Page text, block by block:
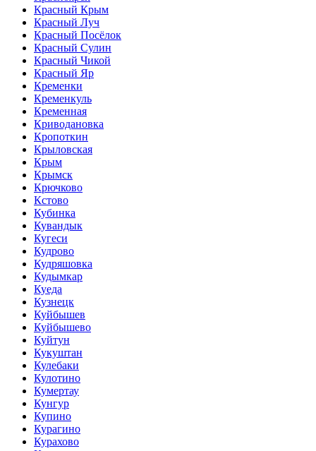
Красный Крым
Красный Луч
Красный Посёлок
Красный Сулин
Красный Чикой
Красный Яр
Кременки
Кременкуль
Кременная
Криводановка
Кропоткин
Крыловская
Крым
Крымск
Крючково
Кстово
Кубинка
Кувандык
Кугеси
Кудрово
Кудряшовка
Кудымкар
Куеда
Кузнецк
Куйбышев
Куйбышево
Куйтун
Кукуштан
Кулебаки
Кулотино
Кумертау
Кунгур
Купино
Курагино
Курахово